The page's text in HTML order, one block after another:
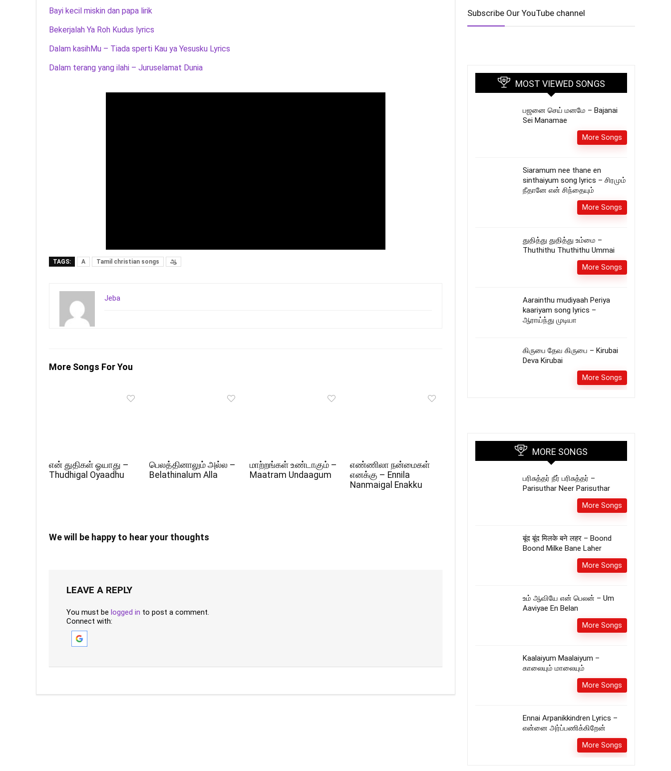
Bayi kecil miskin dan papa lirik
Bekerjalah Ya Roh Kudus lyrics
Dalam kasihMu – Tiada sperti Kau ya Yesusku Lyrics
Dalam terang yang ilahi – Juruselamat Dunia
TAGS: A Tamil christian songs ஆ
Jeba
More Songs For You
என் துதிகள் ஓயாது –
Thudhigal Oyaadhu
பெலத்தினாலும் அல்ல –
Belathinalum Alla
மாற்றங்கள் உண்டாகும் –
Maatram Undaagum
எண்ணிலா நன்மைகள்
எனக்கு – Ennila
Nanmaigal Enakku
We will be happy to hear your thoughts
LEAVE A REPLY
You must be logged in to post a comment.
Connect with:
Subscribe Our YouTube channel
MOST VIEWED SONGS
பஜனை செய் மனமே – Bajanai
Sei Manamae
More Songs
Siaramum nee thane en
sinthaiyum song lyrics – சிரமும்
நீதானே என் சிந்தையும்
More Songs
துதித்து துதித்து உம்மை –
Thuthithu Thuthithu Ummai
More Songs
Aarainthu mudiyaah Periya
kaariyam song lyrics –
ஆராய்ந்து முடியா
கிருபை தேவ கிருபை – Kirubai
Deva Kirubai
More Songs
MORE SONGS
பரிசுத்தர் நீர் பரிசுத்தர் –
Parisuthar Neer Parisuthar
More Songs
बूंद बूंद मिलके बने लहर – Boond
Boond Milke Bane Laher
More Songs
உம்‌ ஆவியே என்‌ பெலன்‌ – Um
Aaviyae En Belan
More Songs
Kaalaiyum Maalaiyum –
காலையும் மாலையும்
More Songs
Ennai Arpanikkindren Lyrics –
என்னை அர்ப்பணிக்கிறேன்
More Songs